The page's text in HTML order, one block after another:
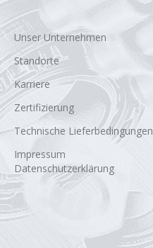
Unser Unternehmen
Standorte
Karriere
Zertifizierung
Technische Lieferbedingungen
Impressum
Datenschutzerklärung